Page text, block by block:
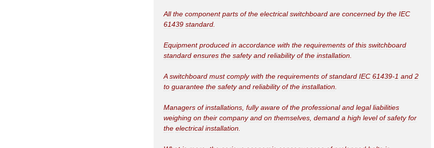
All the component parts of the electrical switchboard are concerned by the IEC
61439 standard
Equipment produced in accordance with the requirements of this switchboard
standard ensures the safety and reliability of the installation
A switchboard must comply with the requirements of standard IEC 61439-1 and 2
to guarantee the safety and reliability of the installation
Managers of installations fully aware of the professional and legal liabilities
weighing on their company and on themselves demand a high level of safety for
the electrical installation